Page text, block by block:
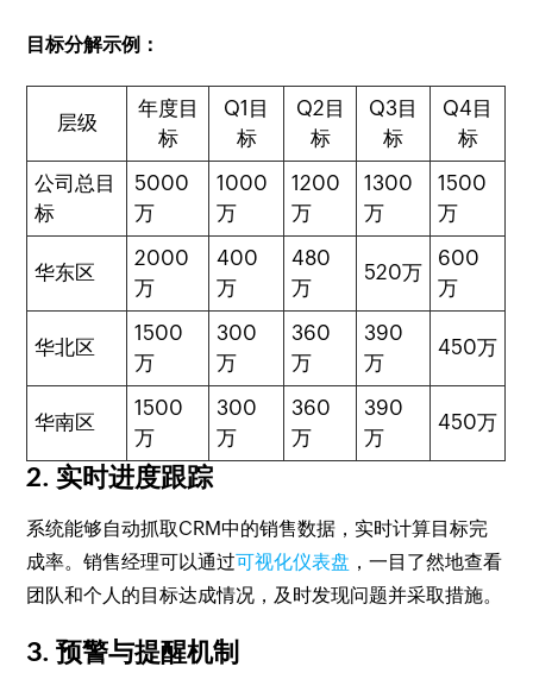
目标分解示例：
层级
年度目
标
Q1目
标
Q2目
标
Q3目
标
Q4目
标
公司总目
标
5000
万
1000
万
1200
万
1300
万
1500
万
华东区
2000
万
400
万
480
万
520万
600
万
华北区
1500
万
300
万
360
万
390
万
450万
华南区
1500
万
300
万
360
万
390
万
450万
2. 实时进度跟踪
系统能够自动抓取CRM中的销售数据，实时计算目标完
成率。销售经理可以通过可视化仪表盘 ，一目了然地查看
团队和个人的目标达成情况，及时发现问题并采取措施。
3. 预警与提醒机制